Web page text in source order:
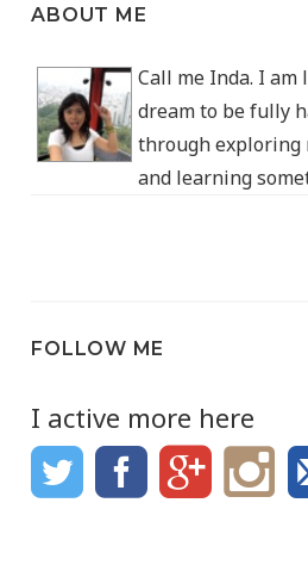
ABOUT ME
Call me Inda. I am
dream to be fully
through exploring
and learning
FOLLOW ME
I active more here